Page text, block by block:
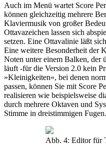
Auch im Menü wartet Score
können gleichzeitig mehrere
Klaviermusik von großer
Ottavazeichen lassen sich
setzen. Eine Ottavalinie läßt
Eine weitere Besonderheit der
Noten unter einem Balken, der
läuft -für die Version 2.0 kein
»Kleinigkeiten«, bei denen
passen, können Sie mit Score
realisieren wie beispielsweise
durch mehrere Oktaven und
Stimme in dreistimmigen Fugen.
Abb. 4: Editor für